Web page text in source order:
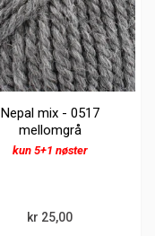
Nepal mix - 0517
mellomgrå
kun 5+1 nøster
kr 25,00